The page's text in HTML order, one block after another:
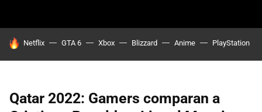
HOY SE HABLA DE
Netflix GTA 6 Xbox Blizzard Anime PlayStation
Qatar 2022: Gamers comparan a